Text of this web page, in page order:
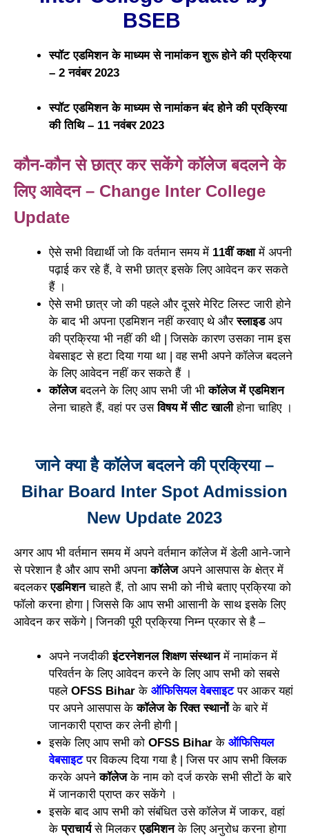
BSEB
स्पॉट एडमिशन के माध्यम से नामांकन शुरू होने की प्रक्रिया
– 2 नवंबर 2023
स्पॉट एडमिशन के माध्यम से नामांकन बंद होने की प्रक्रिया
की तिथि – 11 नवंबर 2023
कौन-कौन से छात्र कर सकेंगे कॉलेज बदलने के
लिए आवेदन – Change Inter College
Update
ऐसे सभी विद्यार्थी जो कि वर्तमान समय में 11वीं कक्षामें अपनी
पढ़ाई कर रहे हैं, वे सभी छात्र इसके लिए आवेदन कर सकते
हैं ।
ऐसे सभी छात्र जो की पहले और दूसरे मेरिट लिस्ट जारी होने
के बाद भी अपना एडमिशन नहीं करवाए थे औरस्लाइडअप
की प्रक्रिया भी नहीं की थी | जिसके कारण उसका नाम इस
वेबसाइट से हटा दिया गया था | वह सभी अपने कॉलेज बदलने
के लिए आवेदन नहीं कर सकते हैं ।
कॉलेजबदलने के लिए आप सभी जी भीकॉलेज में एडमिशन
लेना चाहते हैं, वहां पर उसविषय में सीट खालीहोना चाहिए ।
जाने क्या है कॉलेज बदलने की प्रक्रिया –
Bihar Board Inter Spot Admission
New Update 2023
अगर आप भी वर्तमान समय में अपने वर्तमान कॉलेज में डेली आने-जाने
से परेशान है और आप सभी अपनाकॉलेज अपने आसपास के क्षेत्र में
बदलकरएडमिशनचाहते हैं, तो आप सभी को नीचे बताए प्रक्रिया को
फॉलो करना होगा | जिससे कि आप सभी आसानी के साथ इसके लिए
आवेदन कर सकेंगे | जिनकी पूरी प्रक्रिया निम्न प्रकार से है –
अपने नजदीकीइंटरनेशनल शिक्षण संस्थानमें नामांकन में
परिवर्तन के लिए आवेदन करने के लिए आप सभी को सबसे
पहले OFSS Biharके ऑफिसियल वेबसाइट पर आकर यहां
पर अपने आसपास केकॉलेज के रिक्त स्थानोंके बारे में
जानकारी प्राप्त कर लेनी होगी |
इसके लिए आप सभी को OFSS Biharके ऑफिसियल
वेबसाइटपर विकल्प दिया गया है | जिस पर आप सभी क्लिक
करके अपनेकॉलेजके नाम को दर्ज करके सभी सीटों के बारे
में जानकारी प्राप्त कर सकेंगे ।
इसके बाद आप सभी को संबंधित उसे कॉलेज में जाकर, वहां
के प्राचार्यसे मिलकरएडमिशनके लिए अनुरोध करना होगा